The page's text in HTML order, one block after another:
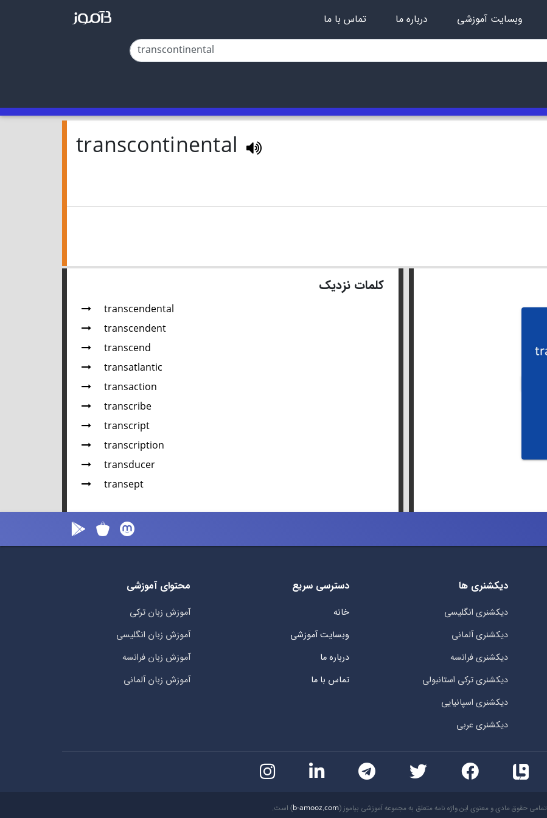
وبسایت آموزشی درباره ما تماس با ما
transcontinental
کلمات نزدیک
transcendental
transcendent
transcend
transatlantic
transaction
transcribe
transcript
transcription
transducer
transept
دیکشنری ها
دیکشنری انگلیسی
دیکشنری آلمانی
دیکشنری فرانسه
دیکشنری ترکی استانبولی
دیکشنری اسپانیایی
دیکشنری عربی
دسترسی سریع
خانه
وبسایت آموزشی
درباره ما
تماس با ما
محتوای آموزشی
آموزش زبان ترکی
آموزش زبان انگلیسی
آموزش زبان فرانسه
آموزش زبان آلمانی
تمامی حقوق مادی و معنوی این واژه نامه متعلق به مجموعه آموزشی بیاموز (b-amooz.com) است.